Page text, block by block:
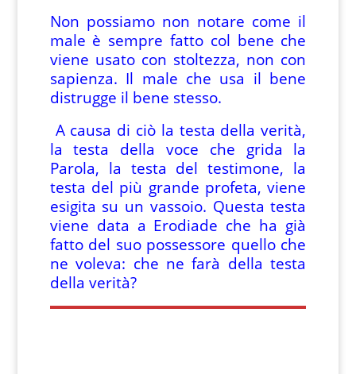
Non possiamo non notare come il
male è sempre fatto col bene che
viene usato con stoltezza, non con
sapienza. Il male che usa il bene
distrugge il bene stesso.
A causa di ciò la testa della verità,
la testa della voce che grida la
Parola, la testa del testimone, la
testa del più grande profeta, viene
esigita su un vassoio. Questa testa
viene data a Erodiade che ha già
fatto del suo possessore quello che
ne voleva: che ne farà della testa
della verità?